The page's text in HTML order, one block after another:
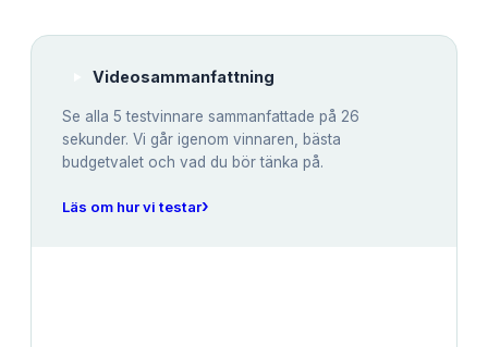
Videosammanfattning
Se alla 5 testvinnare sammanfattade på 26
sekunder. Vi går igenom vinnaren, bästa
budgetvalet och vad du bör tänka på.
Läs om hur vi testar›